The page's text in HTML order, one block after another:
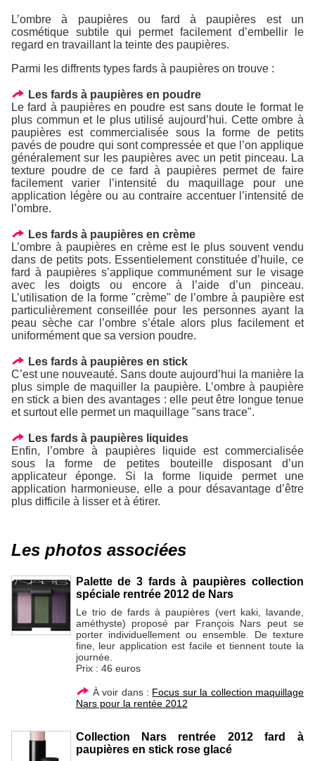
L’ombre à paupières ou fard à paupières est un
cosmétique subtile qui permet facilement d’embellir le
regard en travaillant la teinte des paupières.
Parmi les diffrents types fards à paupières on trouve :
Les fards à paupières en poudre
Le fard à paupières en poudre est sans doute le format le
plus commun et le plus utilisé aujourd’hui. Cette ombre à
paupières est commercialisée sous la forme de petits
pavés de poudre qui sont compressée et que l’on applique
généralement sur les paupières avec un petit pinceau. La
texture poudre de ce fard à paupières permet de faire
facilement varier l’intensité du maquillage pour une
application légère ou au contraire accentuer l’intensité de
l’ombre.
Les fards à paupières en crème
L’ombre à paupières en crème est le plus souvent vendu
dans de petits pots. Essentielement constituée d’huile, ce
fard à paupières s’applique communément sur le visage
avec les doigts ou encore à l’aide d’un pinceau.
L’utilisation de la forme "crème" de l’ombre à paupière est
particulièrement conseillée pour les personnes ayant la
peau sèche car l’ombre s’étale alors plus facilement et
uniformément que sa version poudre.
Les fards à paupières en stick
C’est une nouveauté. Sans doute aujourd’hui la manière la
plus simple de maquiller la paupière. L’ombre à paupière
en stick a bien des avantages : elle peut être longue tenue
et surtout elle permet un maquillage "sans trace".
Les fards à paupières liquides
Enfin, l’ombre à paupières liquide est commercialisée
sous la forme de petites bouteille disposant d’un
applicateur éponge. Si la forme liquide permet une
application harmonieuse, elle a pour désavantage d’être
plus difficile à lisser et à étirer.
Les photos associées
Palette de 3 fards à paupières collection
spéciale rentrée 2012 de Nars
Le trio de fards à paupières (vert kaki, lavande,
améthyste) proposé par François Nars peut se
porter individuellement ou ensemble. De texture
fine, leur application est facile et tiennent toute la
journée.
Prix : 46 euros
À voir dans : Focus sur la collection maquillage
Nars pour la rentée 2012
Collection Nars rentrée 2012 fard à
paupières en stick rose glacé